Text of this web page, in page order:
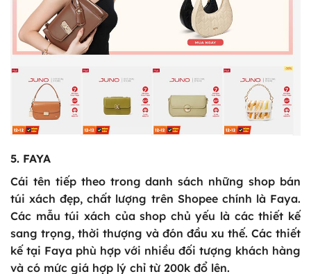
5. FAYA
Cái tên tiếp theo trong danh sách những shop bán
túi xách đẹp, chất lượng trên Shopee chính là Faya.
Các mẫu túi xách của shop chủ yếu là các thiết kế
sang trọng, thời thượng và đón đầu xu thế. Các thiết
kế tại Faya phù hợp với nhiều đối tượng khách hàng
và có mức giá hợp lý chỉ từ 200k đổ lên.